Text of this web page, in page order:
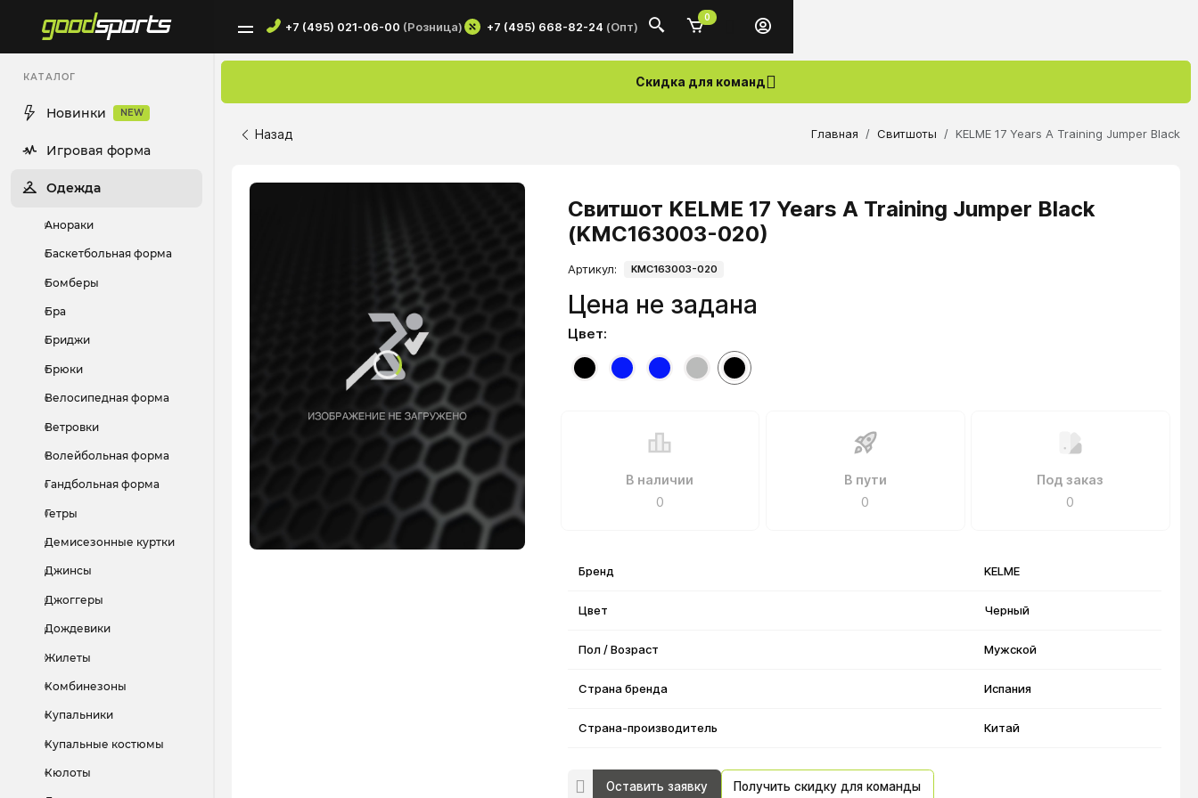
+7 (495) 021-06-00 (Розница) +7 (495) 668-82-24 (Опт)
0
КАТАЛОГ
Новинки NEW
Игровая форма
Одежда
Анораки
Баскетбольная форма
Бомберы
Бра
Бриджи
Брюки
Велосипедная форма
Ветровки
Волейбольная форма
Гандбольная форма
Гетры
Демисезонные куртки
Джинсы
Джоггеры
Дождевики
Жилеты
Комбинезоны
Купальники
Купальные костюмы
Кюлоты
Скидка для команд
Назад Главная Свитшоты KELME 17 Years A Training Jumper Black
Свитшот KELME 17 Years A Training Jumper Black
(KMC163003-020)
Артикул: KMC163003-020
Цена не задана
Цвет:
В наличии
0
В пути
0
Под заказ
0
Бренд KELME
Цвет Черный
Пол / Возраст Мужской
Страна бренда Испания
Страна-производитель Китай
Оставить заявку Получить скидку для команды